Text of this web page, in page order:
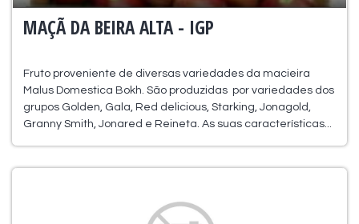
MAÇÃ DA BEIRA ALTA - IGP
Fruto proveniente de diversas variedades da macieira
Malus Domestica Bokh. São produzidas por variedades dos
grupos Golden, Gala, Red delicious, Starking, Jonagold,
Granny Smith, Jonared e Reineta. As suas características...